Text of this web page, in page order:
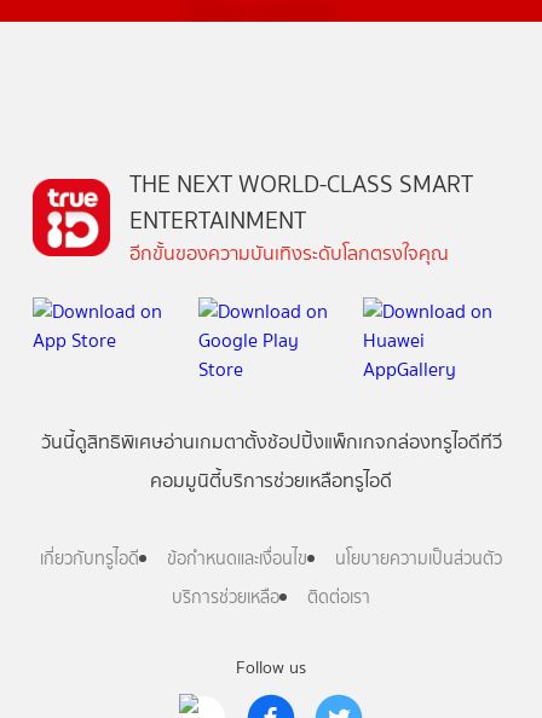
Follow us
THE NEXT WORLD-CLASS SMART
ENTERTAINMENT
อีกขั้นของความบันเทิงระดับโลกตรงใจคุณ
วันนี้ดูสิทธิพิเศษอ่านเกมตาตั้งช้อปปิ้งแพ็กเกจกล่องทรูไอดีทีวี
คอมมูนิตี้บริการช่วยเหลือทรูไอดี
เกี่ยวกับทรูไอดี ข้อกำหนดและเงื่อนไข
นโยบายความเป็นส่วนตัว
บริการช่วยเหลือ
ติดต่อเรา